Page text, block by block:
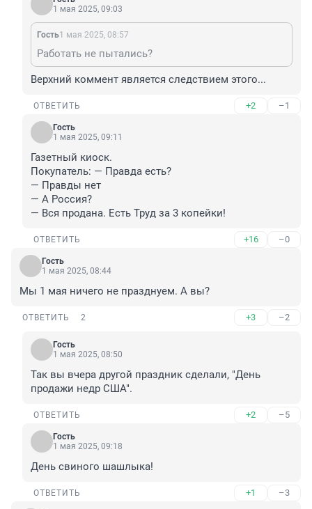
1 мая 2025, 09:03
Гость1 мая 2025, 08:57
Работать не пытались?
Верхний коммент является следствием этого...
ОТВЕТИТЬ +2 –1
Гость
1 мая 2025, 09:11
Газетный киоск.
Покупатель: — Правда есть?
— Правды нет
— А Россия?
— Вся продана. Есть Труд за 3 копейки!
ОТВЕТИТЬ +16 –0
Гость
1 мая 2025, 08:44
Мы 1 мая ничего не празднуем. А вы?
ОТВЕТИТЬ 2 +3 –2
Гость
1 мая 2025, 08:50
Так вы вчера другой праздник сделали, "День
продажи недр США".
ОТВЕТИТЬ +2 –5
Гость
1 мая 2025, 09:18
День свиного шашлыка!
ОТВЕТИТЬ +1 –3